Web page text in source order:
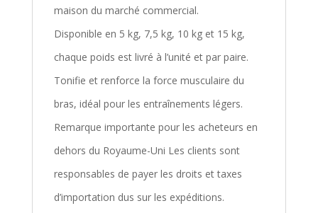
maison du marché commercial.
Disponible en 5 kg, 7,5 kg, 10 kg et 15 kg,
chaque poids est livré à l’unité et par paire.
Tonifie et renforce la force musculaire du
bras, idéal pour les entraînements légers.
Remarque importante pour les acheteurs en
dehors du Royaume-Uni Les clients sont
responsables de payer les droits et taxes
d’importation dus sur les expéditions.